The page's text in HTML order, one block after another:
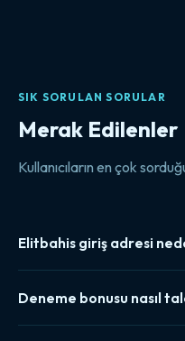
SIK SORULAN SORULAR
Merak Edilenler
Kullanıcıların en çok
Elitbahis giriş adresi
olarak yeni alan adları
anlamına gelmiyor. Güncel
Deneme bonusu nasıl